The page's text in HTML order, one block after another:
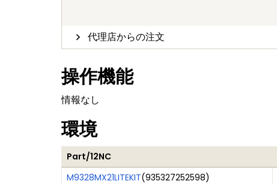
代理店からの注文
操作機能
情報なし
環境
Part/12NC
M9328MX21LITEKIT(935327252598)